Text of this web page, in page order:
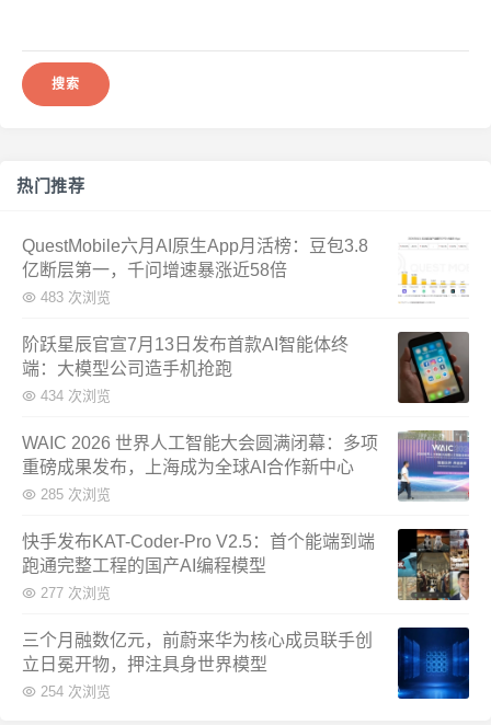
热门推荐
QuestMobile六月AI原生App月活榜：豆包3.8
亿断层第一，千问增速暴涨近58倍
483 次浏览
阶跃星辰官宣7月13日发布首款AI智能体终
端：大模型公司造手机抢跑
434 次浏览
WAIC 2026 世界人工智能大会圆满闭幕：多项
重磅成果发布，上海成为全球AI合作新中心
285 次浏览
快手发布KAT-Coder-Pro V2.5：首个能端到端
跑通完整工程的国产AI编程模型
277 次浏览
三个月融数亿元，前蔚来华为核心成员联手创
立日冕开物，押注具身世界模型
254 次浏览